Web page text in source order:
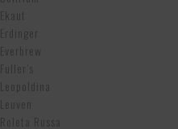
Ekaut
Erdinger
Everbrew
Fuller’s
Leopoldina
Leuven
Roleta Russa